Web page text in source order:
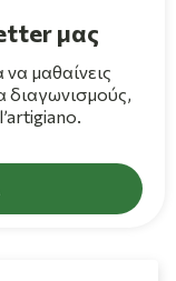
μας
μαθαίνεις
διαγωνισμούς,